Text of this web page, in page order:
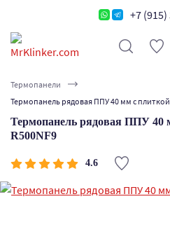
+7
Термопанели
Термопанель рядовая ППУ 40 мм с
Термопанель рядовая ППУ 40
R500NF9
4.6